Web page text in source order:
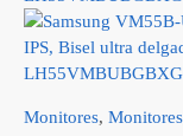
Monitores, Monitores